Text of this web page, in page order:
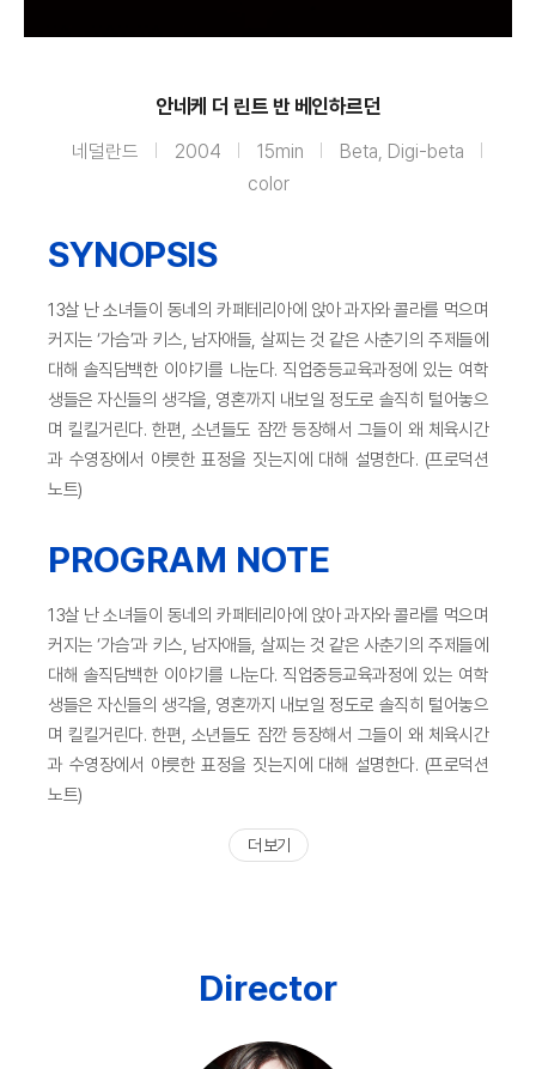
안네케 더 린트 반 베인하르던
네덜란드 2004 15min
Beta, Digi-beta
color
SYNOPSIS
13살 난 소녀들이 동네의 카페테리아에 앉아 과자와 콜라를 먹으며
커지는 ‘가슴’과 키스, 남자애들, 살찌는 것 같은 사춘기의 주제들에
대해 솔직담백한 이야기를 나눈다. 직업중등교육과정에 있는 여학
생들은 자신들의 생각을, 영혼까지 내보일 정도로 솔직히 털어놓으
며 킬킬거린다. 한편, 소년들도 잠깐 등장해서 그들이 왜 체육시간
과 수영장에서 야릇한 표정을 짓는지에 대해 설명한다. (프로덕션
노트)
PROGRAM NOTE
13살 난 소녀들이 동네의 카페테리아에 앉아 과자와 콜라를 먹으며
커지는 ‘가슴’과 키스, 남자애들, 살찌는 것 같은 사춘기의 주제들에
대해 솔직담백한 이야기를 나눈다. 직업중등교육과정에 있는 여학
생들은 자신들의 생각을, 영혼까지 내보일 정도로 솔직히 털어놓으
며 킬킬거린다. 한편, 소년들도 잠깐 등장해서 그들이 왜 체육시간
과 수영장에서 야릇한 표정을 짓는지에 대해 설명한다. (프로덕션
노트)
더 보기
Director